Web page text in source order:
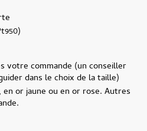
votre commande (un conseiller
dans le choix de la taille)
en or jaune ou en or rose. Autres